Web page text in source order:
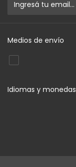
Medios de envío
Idiomas y monedas